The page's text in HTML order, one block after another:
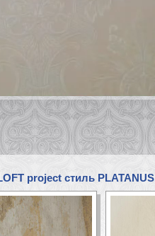
project стиль PLATANUS